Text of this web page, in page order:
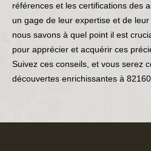
références et les certifications des
un gage de leur expertise et de
nous savons à quel point il est
pour apprécier et acquérir ces
Suivez ces conseils, et vous serez
découvertes enrichissantes à